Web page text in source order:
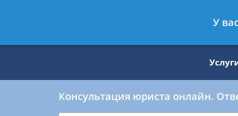
8 812 509-27-47
Консультация юриста онлайн.
У